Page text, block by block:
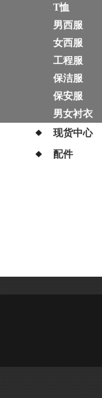
T恤
男西服
女西服
工程服
保洁服
保安服
男女衬衣
现货中心
配件